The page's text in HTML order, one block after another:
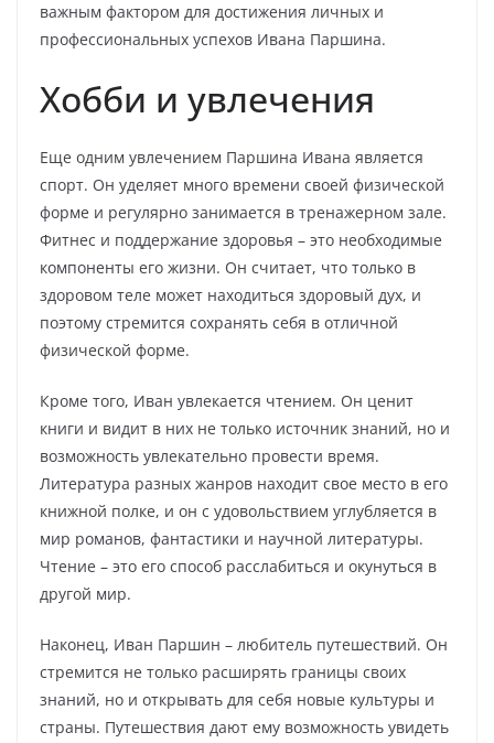
важным фактором для достижения личных и
профессиональных успехов Ивана Паршина.
Хобби и увлечения
Еще одним увлечением Паршина Ивана является
спорт. Он уделяет много времени своей физической
форме и регулярно занимается в тренажерном зале.
Фитнес и поддержание здоровья – это необходимые
компоненты его жизни. Он считает, что только в
здоровом теле может находиться здоровый дух, и
поэтому стремится сохранять себя в отличной
физической форме.
Кроме того, Иван увлекается чтением. Он ценит
книги и видит в них не только источник знаний, но и
возможность увлекательно провести время.
Литература разных жанров находит свое место в его
книжной полке, и он с удовольствием углубляется в
мир романов, фантастики и научной литературы.
Чтение – это его способ расслабиться и окунуться в
другой мир.
Наконец, Иван Паршин – любитель путешествий. Он
стремится не только расширять границы своих
знаний, но и открывать для себя новые культуры и
страны. Путешествия дают ему возможность увидеть